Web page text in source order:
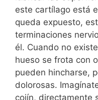
este cartílago está
queda expuesto,
terminaciones
él. Cuando no
hueso se frota con
pueden hincharse,
dolorosas.
cojín, directamente